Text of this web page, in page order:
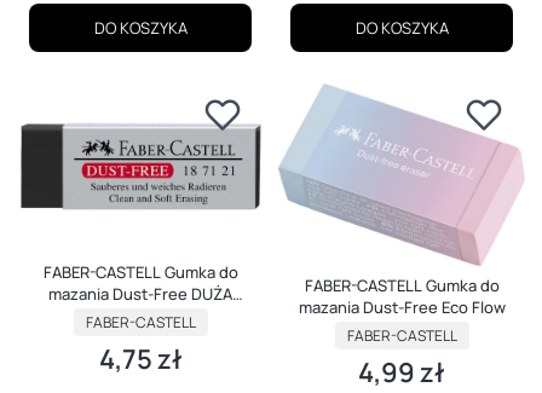
DO KOSZYKA DO KOSZYKA
FABER-CASTELL Gumka do
mazania Dust-Free DUŻA
CZARNA
PRODUCENT
FABER-CASTELL
Cena
4,75 zł
FABER-CASTELL Gumka do
mazania Dust-Free Eco Flow
PRODUCENT
FABER-CASTELL
Cena
4,99 zł